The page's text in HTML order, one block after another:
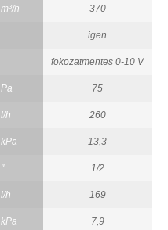
m³/h 370
igen
fokozatmentes 0-10 V
Pa 75
l/h 260
kPa 13,3
" 1/2
l/h 169
kPa 7,9